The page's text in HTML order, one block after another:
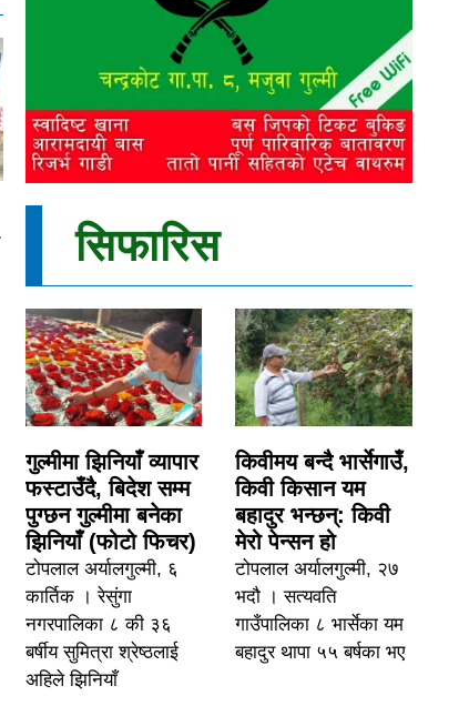
सिफारिस
गुल्मीमा झिनियाँ व्यापार
फस्टाउँदै, बिदेश सम्म
पुग्छन गुल्मीमा बनेका
झिनियाँ (फोटो फिचर)
टोपलाल अर्यालगुल्मी, ६
कार्तिक । रेसुंगा
नगरपालिका ८ की ३६
बर्षीय सुमित्रा श्रेष्ठलाई
अहिले झिनियाँ
किवीमय बन्दै भार्सेगाउँ,
किवी किसान यम
बहादुर भन्छन्: किवी
मेरो पेन्सन हो
टोपलाल अर्यालगुल्मी, २७
भदौ । सत्यवति
गाउँपालिका ८ भार्सेका यम
बहादुर थापा ५५ बर्षका भए